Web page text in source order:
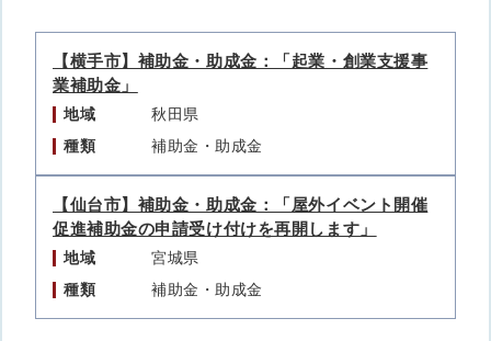
【横手市】補助金・助成金：「起業・創業支援事
業補助金」
地域
秋田県
種類
補助金・助成金
【仙台市】補助金・助成金：「屋外イベント開催
促進補助金の申請受け付けを再開します」
地域
宮城県
種類
補助金・助成金